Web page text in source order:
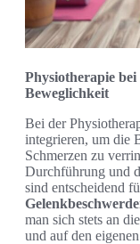
Physiotherapie
Beweglichkeit
Bei der
integrieren, um die
Schmerzen zu
Durchführung und
sind entscheidend
man sich stets an
und auf den